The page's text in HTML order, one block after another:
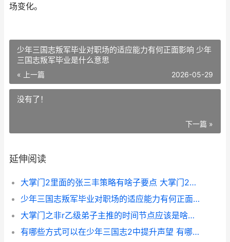
场变化。
少年三国志叛军毕业对职场的适应能力有何正面影响 少年
三国志叛军毕业是什么意思
« 上一篇 2026-05-29
没有了！
下一篇 »
延伸阅读
大掌门2里面的张三丰策略有啥子要点 大掌门2所有人物图鉴
少年三国志叛军毕业对职场的适应能力有何正面影响 少年三国志叛军毕业是什么意思
大掌门之非r乙级弟子主推的时间节点应该是啥子时候 大掌门吧
有哪些方式可以在少年三国志2中提升声望 有哪些方式可以连接喇叭